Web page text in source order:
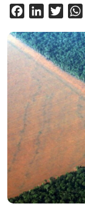
FacebookLinkedIn